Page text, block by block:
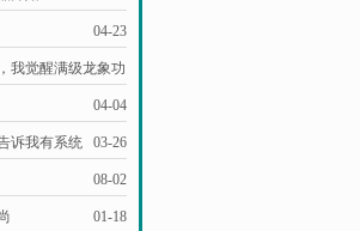
04-23
我觉醒满级龙象功
03-04
04-04
诉我有系统 03-26
08-02
01-18